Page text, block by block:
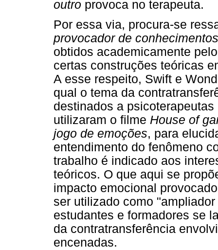
outro provoca no terapeuta.
Por essa via, procura-se
provocador de conhecimentos
obtidos academicamente
certas construções teóricas
A esse respeito, Swift e
qual o tema da
destinados a
utilizaram o filme House of
jogo de emoções, para
entendimento do fenômeno
trabalho é indicado aos
teóricos. O que aqui se
impacto emocional
ser utilizado como
estudantes e formadores se
da contratransferência
encenadas.